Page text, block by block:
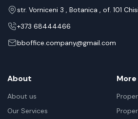
str. Vorniceni 3 , Botanica , of. 101
+373 68444466
bboffice.company@gmail.com
About
About us
Our Services
More